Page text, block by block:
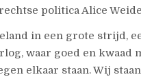
politica Alice
in een grote strijd,
waar goed en kwaad
elkaar staan. Wij